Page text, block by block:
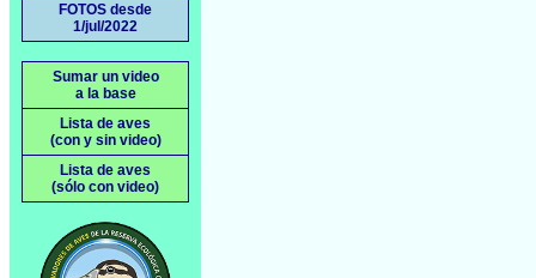
FOTOS desde
1/jul/2022
Sumar un video
a la base
Lista de aves
(con y sin video)
Lista de aves
(sólo con video)